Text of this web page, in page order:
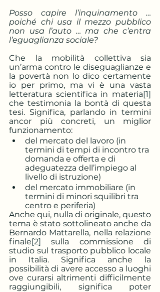
Posso capire l’inquinamento …
poiché chi usa il mezzo pubblico
non usa l’auto … ma che c’entra
l’eguaglianza sociale?
Che la mobilità collettiva sia
un’arma contro le diseguaglianze e
la povertà non lo dico certamente
io per primo, ma vi è una vasta
letteratura scientifica in materia[1]
che testimonia la bontà di questa
tesi. Significa, parlando in termini
ancor più concreti, un miglior
funzionamento:
del mercato del lavoro (in
termini di tempi di incontro tra
domanda e offerta e di
adeguatezza dell’impiego al
livello di istruzione)
del mercato immobiliare (in
termini di minori squilibri tra
centro e periferia)
Anche qui, nulla di originale, questo
tema è stato sottolineato anche da
Bernardo Mattarella, nella relazione
finale[2] sulla commissione di
studio sul trasporto pubblico locale
in Italia. Significa anche la
possibilità di avere accesso a luoghi
ove curarsi altrimenti difficilmente
raggiungibili, significa poter